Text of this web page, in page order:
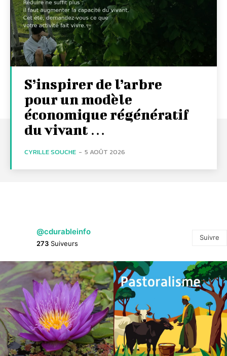
S’inspirer de l’arbre
pour un modèle
économique régénératif
du vivant …
CYRILLE SOUCHE - 5 AOÛT 2026
@cdurableinfo
273 Suiveurs
Suivre